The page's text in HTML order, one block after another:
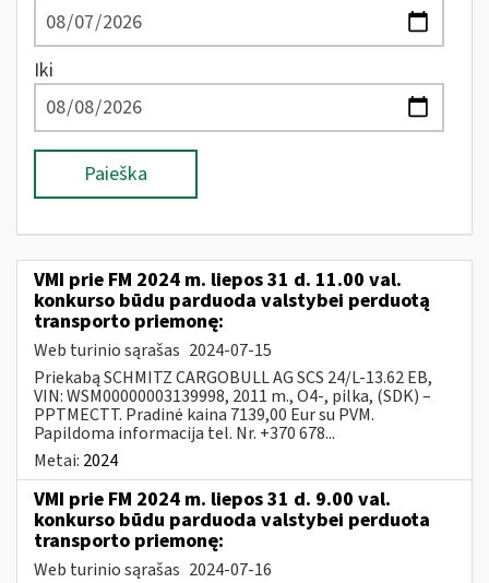
Iki
Paieška
VMI prie FM 2024 m. liepos 31 d. 11.00 val.
konkurso būdu parduoda valstybei perduotą
transporto priemonę:
Web turinio sąrašas 2024-07-15
Priekabą SCHMITZ CARGOBULL AG SCS 24/L-13.62 EB,
VIN: WSM00000003139998, 2011 m., O4-, pilka, (SDK) –
PPTMECTT. Pradinė kaina 7139,00 Eur su PVM.
Papildoma informacija tel. Nr. +370 678...
Metai: 2024
VMI prie FM 2024 m. liepos 31 d. 9.00 val.
konkurso būdu parduoda valstybei perduota
transporto priemonę:
Web turinio sąrašas 2024-07-16